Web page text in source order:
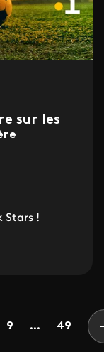
sur les
Stars !
Page
9 ... 49